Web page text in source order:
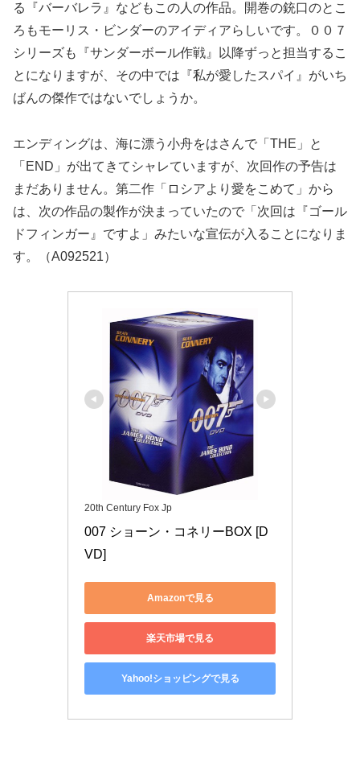
る『バーバレラ』などもこの人の作品。開巻の銃口のとこ
ろもモーリス・ビンダーのアイディアらしいです。００７
シリーズも『サンダーボール作戦』以降ずっと担当するこ
とになりますが、その中では『私が愛したスパイ』がいち
ばんの傑作ではないでしょうか。
エンディングは、海に漂う小舟をはさんで「THE」と
「END」が出てきてシャレていますが、次回作の予告は
まだありません。第二作「ロシアより愛をこめて」から
は、次の作品の製作が決まっていたので「次回は『ゴール
ドフィンガー』ですよ」みたいな宣伝が入ることになりま
す。（A092521）
20th Century Fox Jp
007 ショーン・コネリーBOX [D
VD]
Amazonで見る
楽天市場で見る
Yahoo!ショッピングで見る